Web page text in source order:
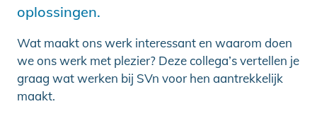
oplossingen.
Wat maakt ons werk interessant en waarom doen
we ons werk met plezier? Deze collega’s vertellen je
graag wat werken bij SVn voor hen aantrekkelijk
maakt.